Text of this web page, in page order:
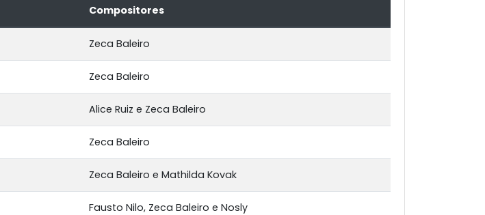
Compositores
Zeca Baleiro
Zeca Baleiro
Alice Ruiz e Zeca Baleiro
Zeca Baleiro
Zeca Baleiro e Mathilda Kovak
Fausto Nilo, Zeca Baleiro e Nosly